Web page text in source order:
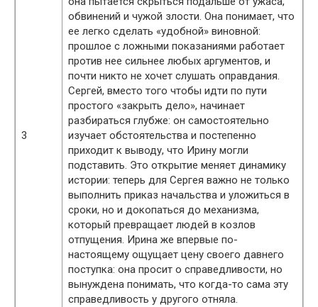
3
обвинений и чужой злости. Она понимает, что
ее легко сделать «удобной» виновной:
прошлое с ложными показаниями работает
против нее сильнее любых аргументов, и
почти никто не хочет слушать оправдания.
Сергей, вместо того чтобы идти по пути
простого «закрыть дело», начинает
разбираться глубже: он самостоятельно
изучает обстоятельства и постепенно
приходит к выводу, что Ирину могли
подставить. Это открытие меняет динамику
истории: теперь для Сергея важно не только
выполнить приказ начальства и уложиться в
сроки, но и докопаться до механизма,
который превращает людей в козлов
отпущения. Ирина же впервые по-
настоящему ощущает цену своего давнего
поступка: она просит о справедливости, но
вынуждена понимать, что когда-то сама эту
справедливость у другого отняла.